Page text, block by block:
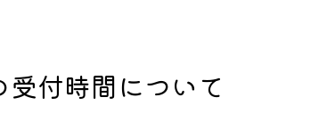
付時間について